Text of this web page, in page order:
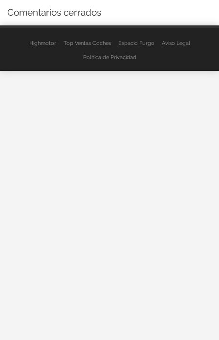
Comentarios cerrados
Highmotor Top Ventas Coches Espacio Furgo Aviso Legal
Política de Privacidad